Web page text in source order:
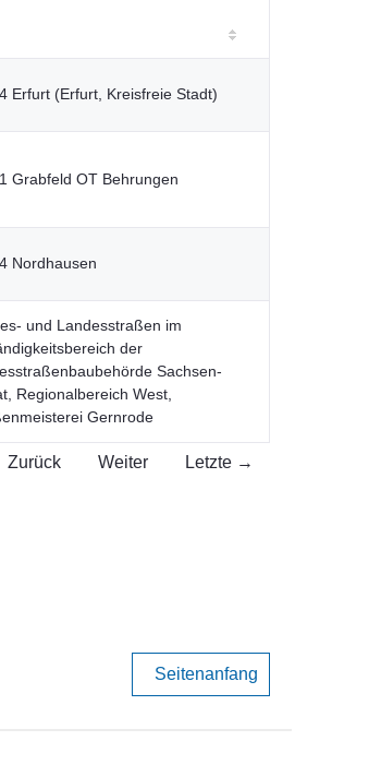
Erfurt (Erfurt, Kreisfreie Stadt)
Grabfeld OT Behrungen
Nordhausen
und Landesstraßen im
der
Sachsen-
Regionalbereich West,
Gernrode
Zurück Weiter Letzte →
Seitenanfang